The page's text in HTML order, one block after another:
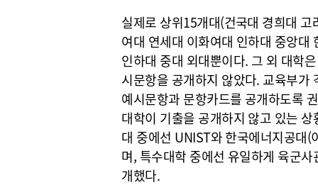
실제로 상위15개대(건국대 경희대
여대 연세대 이화여대 인하대 중앙대
인하대 중대 외대뿐이다. 그 외 대학
시문항을 공개하지 않았다. 교육부가
예시문항과 문항카드를 공개하도록
대학이 기출을 공개하지 않고 있는
대 중에선 UNIST와 한국에너지공대
며, 특수대학 중에선 유일하게 육군
개했다.